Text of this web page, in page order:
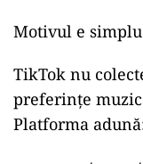
Motivul e
TikTok nu
preferințe
Platforma